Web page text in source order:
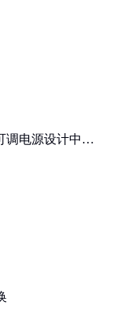
调电源设计中的